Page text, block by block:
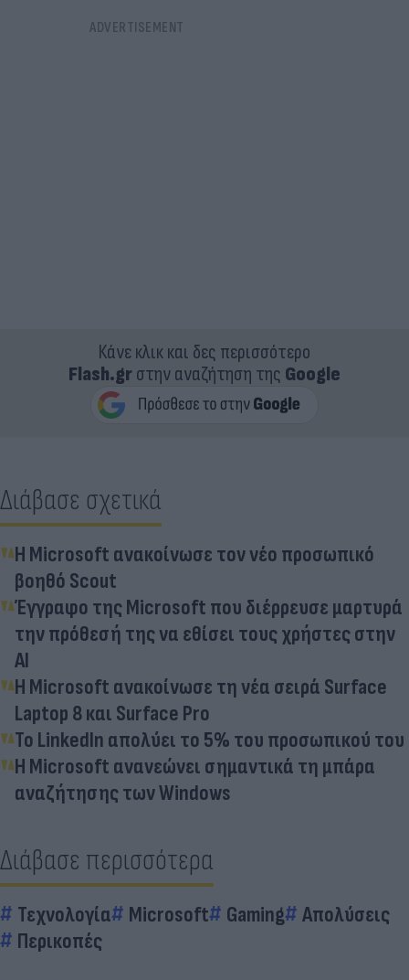
Κάνε κλικ και δες περισσότερο
Flash.grστην αναζήτηση της Google
Διάβασε σχετικά
Η Microsoft ανακοίνωσε τον νέο προσωπικό
βοηθό Scout
Έγγραφο της Microsoft που διέρρευσε μαρτυρά
την πρόθεσή της να εθίσει τους χρήστες στην
ΑΙ
H Microsoft ανακοίνωσε τη νέα σειρά Surface
Laptop 8 και Surface Pro
Το LinkedIn απολύει το 5% του προσωπικού του
H Microsoft ανανεώνει σημαντικά τη μπάρα
αναζήτησης των Windows
Διάβασε περισσότερα
Τεχνολογία Microsoft Gaming
Απολύσεις
Περικοπές